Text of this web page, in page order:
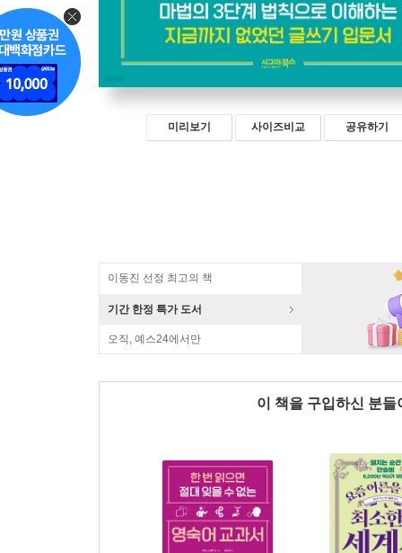
미리보기 사이즈비교 공유하기
이동진 선정 최고의 책
기간 한정 특가 도서
오직, 예스24에서만
이 책을 구입하신 분